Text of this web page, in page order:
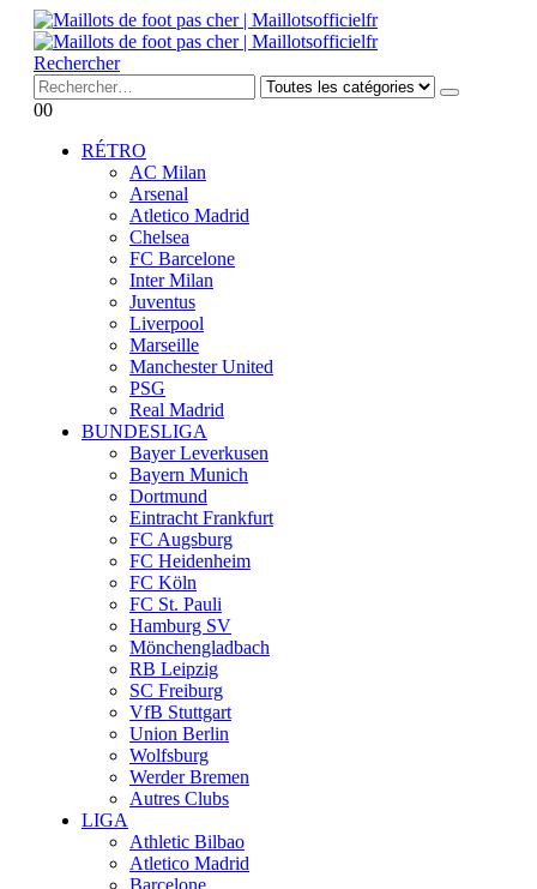
Rechercher
00
RÉTRO
AC Milan
Arsenal
Atletico Madrid
Chelsea
FC Barcelone
Inter Milan
Juventus
Liverpool
Marseille
Manchester United
PSG
Real Madrid
BUNDESLIGA
Bayer Leverkusen
Bayern Munich
Dortmund
Eintracht Frankfurt
FC Augsburg
FC Heidenheim
FC Köln
FC St. Pauli
Hamburg SV
Mönchengladbach
RB Leipzig
SC Freiburg
VfB Stuttgart
Union Berlin
Wolfsburg
Werder Bremen
Autres Clubs
LIGA
Athletic Bilbao
Atletico Madrid
Barcelone